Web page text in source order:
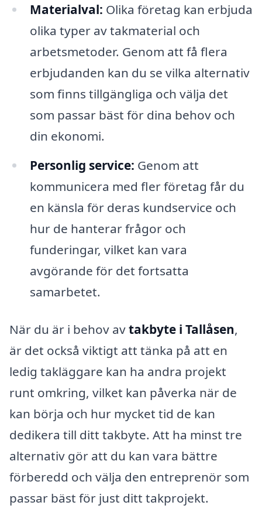
Materialval: Olika företag kan erbjuda
olika typer av takmaterial och
arbetsmetoder. Genom att få flera
erbjudanden kan du se vilka alternativ
som finns tillgängliga och välja det
som passar bäst för dina behov och
din ekonomi.
Personlig service: Genom att
kommunicera med fler företag får du
en känsla för deras kundservice och
hur de hanterar frågor och
funderingar, vilket kan vara
avgörande för det fortsatta
samarbetet.
När du är i behov avtakbyte i Tallåsen,
är det också viktigt att tänka på att en
ledig takläggare kan ha andra projekt
runt omkring, vilket kan påverka när de
kan börja och hur mycket tid de kan
dedikera till ditt takbyte. Att ha minst tre
alternativ gör att du kan vara bättre
förberedd och välja den entreprenör som
passar bäst för just ditt takprojekt.